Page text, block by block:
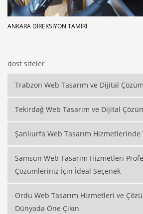
ANKARA DIREKSIYON TAMIRI
dost siteler
Trabzon Web Tasarım ve Dijital
Tekirdağ Web Tasarım ve Dijital
Şanlıurfa Web Tasarım
Samsun Web Tasarım Hizmetleri
Çözümleriniz İçin İdeal Seçenek
Ordu Web Tasarım Hizmetleri ve
Dünyada Öne Çıkın